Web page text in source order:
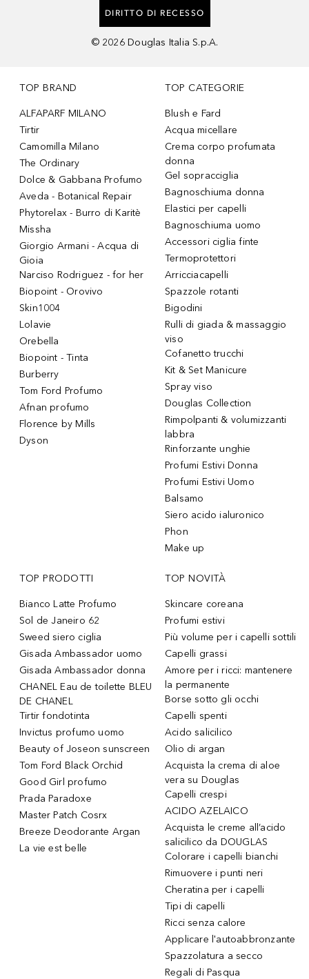
DIRITTO DI RECESSO
© 2026 Douglas Italia S.p.A.
TOP BRAND
ALFAPARF MILANO
Tirtir
Camomilla Milano
The Ordinary
Dolce & Gabbana Profumo
Aveda - Botanical Repair
Phytorelax - Burro di Karitè
Missha
Giorgio Armani - Acqua di
Gioia
Narciso Rodriguez - for her
Biopoint - Orovivo
Skin1004
Lolavie
Orebella
Biopoint - Tinta
Burberry
Tom Ford Profumo
Afnan profumo
Florence by Mills
Dyson
TOP CATEGORIE
Blush e Fard
Acqua micellare
Crema corpo profumata
donna
Gel sopracciglia
Bagnoschiuma donna
Elastici per capelli
Bagnoschiuma uomo
Accessori ciglia finte
Termoprotettori
Arricciacapelli
Spazzole rotanti
Bigodini
Rulli di giada & massaggio
viso
Cofanetto trucchi
Kit & Set Manicure
Spray viso
Douglas Collection
Rimpolpanti & volumizzanti
labbra
Rinforzante unghie
Profumi Estivi Donna
Profumi Estivi Uomo
Balsamo
Siero acido ialuronico
Phon
Make up
TOP PRODOTTI
Bianco Latte Profumo
Sol de Janeiro 62
Sweed siero ciglia
Gisada Ambassador uomo
Gisada Ambassador donna
CHANEL Eau de toilette BLEU
DE CHANEL
Tirtir fondotinta
Invictus profumo uomo
Beauty of Joseon sunscreen
Tom Ford Black Orchid
Good Girl profumo
Prada Paradoxe
Master Patch Cosrx
Breeze Deodorante Argan
La vie est belle
TOP NOVITÀ
Skincare coreana
Profumi estivi
Più volume per i capelli sottili
Capelli grassi
Amore per i ricci: mantenere
la permanente
Borse sotto gli occhi
Capelli spenti
Acido salicilico
Olio di argan
Acquista la crema di aloe
vera su Douglas
Capelli crespi
ACIDO AZELAICO
Acquista le creme all’acido
salicilico da DOUGLAS
Colorare i capelli bianchi
Rimuovere i punti neri
Cheratina per i capelli
Tipi di capelli
Ricci senza calore
Applicare l'autoabbronzante
Spazzolatura a secco
Regali di Pasqua